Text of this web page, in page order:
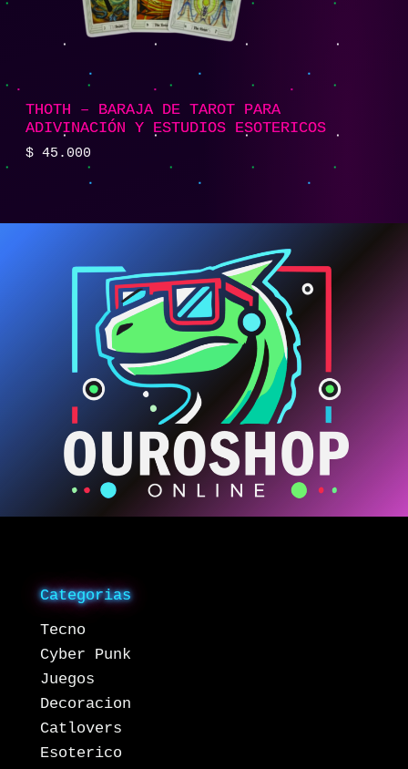
THOTH – BARAJA DE TAROT PARA
ADIVINACIÓN Y ESTUDIOS ESOTERICOS
$ 45.000
Categorias
Tecno
Cyber Punk
Juegos
Decoracion
Catlovers
Esoterico